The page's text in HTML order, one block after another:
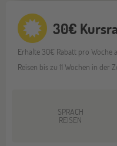
30€
Erhalte 30€ Rabatt pro Woche
Reisen bis zu 11 Wochen in der
SPRACH
REISEN